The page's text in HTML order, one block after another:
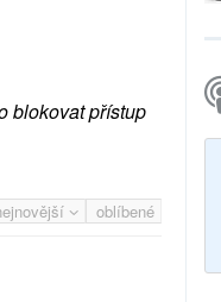
blokovat přístup
oblíbené